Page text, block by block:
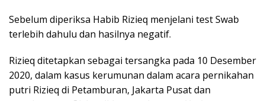
Sebelum diperiksa Habib Rizieq menjelani test Swab
terlebih dahulu dan hasilnya negatif.
Rizieq ditetapkan sebagai tersangka pada 10 Desember
2020, dalam kasus kerumunan dalam acara pernikahan
putri Rizieq di Petamburan, Jakarta Pusat dan